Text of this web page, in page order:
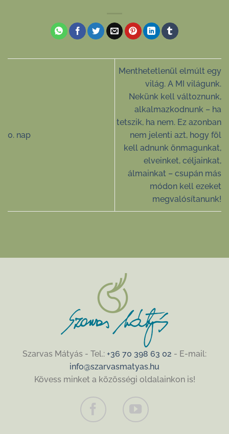
0. nap
Menthetetlenül elmúlt egy
világ. A MI világunk.
Nekünk kell változnunk,
alkalmazkodnunk – ha
tetszik, ha nem. Ez azonban
nem jelenti azt, hogy föl
kell adnunk önmagunkat,
elveinket, céljainkat,
álmainkat – csupán más
módon kell ezeket
megvalósítanunk!
Szarvas Mátyás - Tel.: +36 70 398 63 02 - E-mail:
info@szarvasmatyas.hu
Kövess minket a közösségi oldalainkon is!